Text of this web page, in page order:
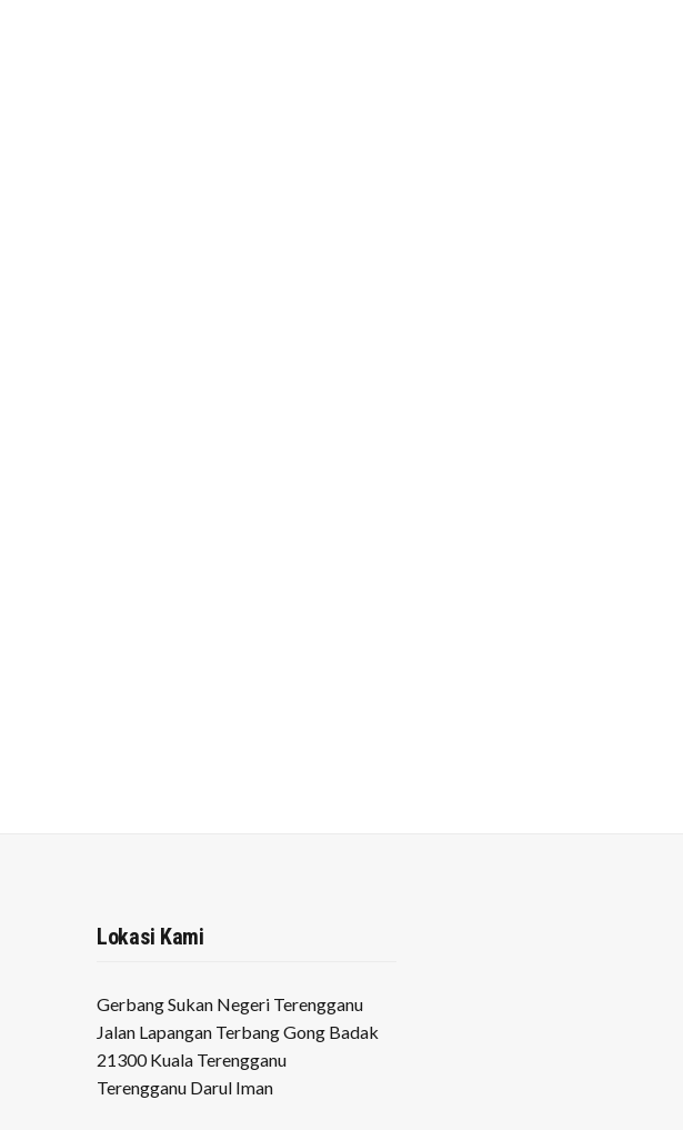
Lokasi Kami
Gerbang Sukan Negeri Terengganu
Jalan Lapangan Terbang Gong Badak
21300 Kuala Terengganu
Terengganu Darul Iman